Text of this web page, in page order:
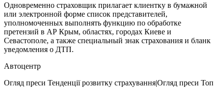
Одновременно страховщик прилагает клиентку в бумажной
или электронной форме список представителей,
уполномоченных выполнять функцию по обработке
претензий в АР Крым, областях, городах Киеве и
Севастополе, а также специальный знак страхования и бланк
уведомления о ДТП.
Автоцентр
Огляд преси Тенденції розвитку страхування|Огляд преси Топ